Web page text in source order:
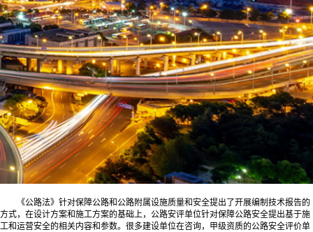
《公路法》针对保障公路和公路附属设施质量和安全提出了开展编制技术报告的
方式，在设计方案和施工方案的基础上，公路安评单位针对保障公路安全提出基于施
工和运营安全的相关内容和参数。很多建设单位在咨询，甲级资质的公路安全评价单